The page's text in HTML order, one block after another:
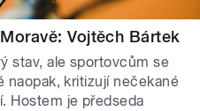
Vojtěch Bártek
stav, ale sportovcům se
naopak, kritizují nečekané
Hostem je předseda